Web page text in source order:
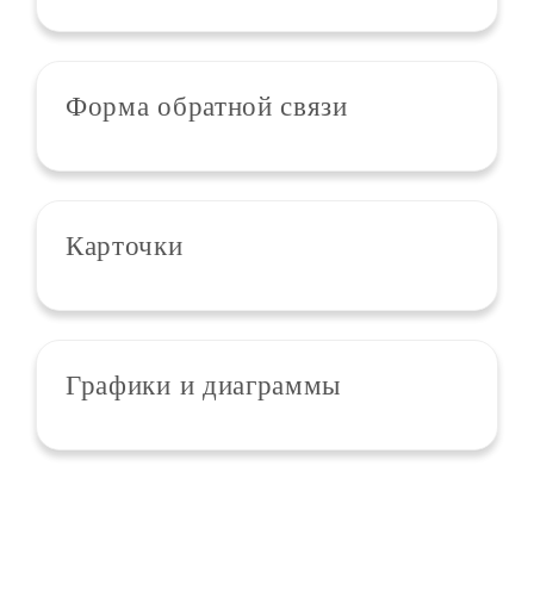
Форма обратной связи
Карточки
Графики и диаграммы